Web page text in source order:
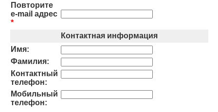
Повторите
e-mail адрес
*
Контактная информация
Имя:
Фамилия:
Контактный
телефон:
Мобильный
телефон: